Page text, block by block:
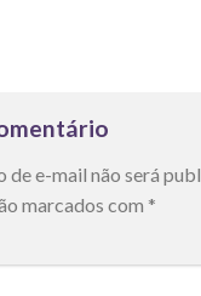
de e-mail não será
marcados com *